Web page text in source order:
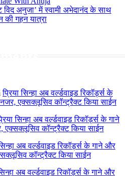
अनुजा’ में स्वामी अभेदानंद के साथ
की गहन यात्रा
प्रिया सिन्हा अब वर्ल्डवाइड रिकॉर्ड्स के
एक्सक्लूसिव कॉन्ट्रैक्ट किया साईन
सिन्हा अब वर्ल्डवाइड रिकॉर्ड्स के गाने
एक्सक्लूसिव कॉन्ट्रैक्ट किया साईन
अब वर्ल्डवाइड रिकॉर्ड्स के गाने और
कॉन्ट्रैक्ट किया साईन
अब वर्ल्डवाइड रिकॉर्ड्स के गाने और